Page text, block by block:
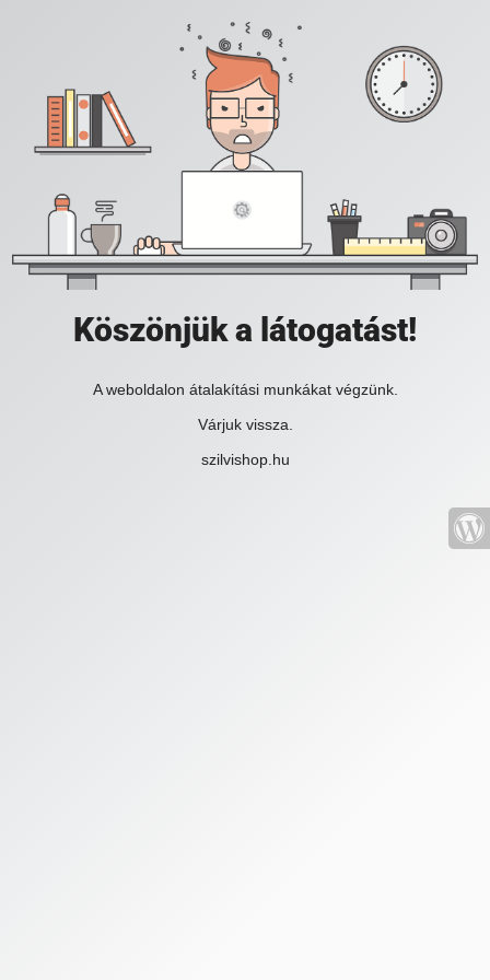
Köszönjük a látogatást!
A weboldalon átalakítási munkákat végzünk.
Várjuk vissza.
szilvishop.hu